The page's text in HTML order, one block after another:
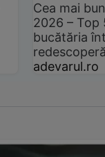
Cea mai
2026 –
bucătăria
adevarul.ro